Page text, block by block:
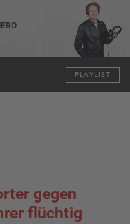
PLAYLIST
gegen
flüchtig